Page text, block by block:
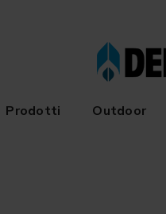
Prodotti Outdoor